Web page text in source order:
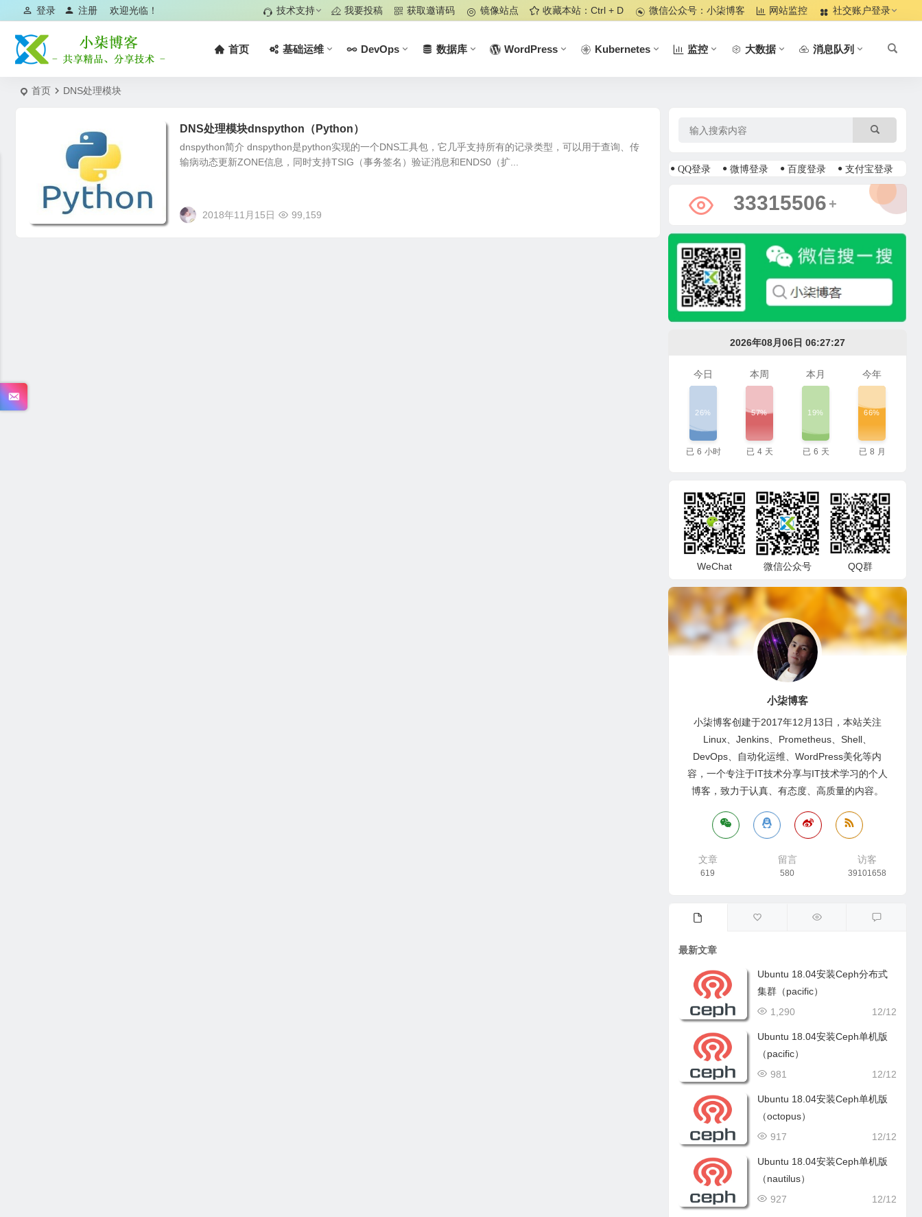
欢迎光临！
登录 注册 技术支持 我要投稿 获取邀请码 镜像站点 收藏本站：Ctrl + D 微信公众号：小柒博客 网站监控 社交账户登录
首页 基础运维 DevOps 数据库 WordPress Kubernetes 监控 大数据 消息队列
首页 DNS处理模块
DNS处理模块dnspython（Python）
dnspython简介 dnspython是python实现的一个DNS工具包，它几乎支持所有的记录类型，可以用于查询、传
输病动态更新ZONE信息，同时支持TSIG（事务签名）验证消息和ENDS0（扩...
2018年11月15日 99,159
QQ登录 微博登录 百度登录 支付宝登录
37101251 +
2026年08月06日 06:27:28
今日
26%
已 6 小时
本周
57%
已 4 天
本月
19%
已 6 天
今年
66%
已 8 月
WeChat 微信公众号 QQ群
小柒博客
小柒博客创建于2017年12月13日，本站关注
Linux、Jenkins、Prometheus、Shell、
DevOps、自动化运维、WordPress美化等内
容，一个专注于IT技术分享与IT技术学习的个人
博客，致力于认真、有态度、高质量的内容。
文章
619
留言
580
访客
39101658
最新文章
Ubuntu 18.04安装Ceph分布式
集群（pacific）
12/12
1,290
Ubuntu 18.04安装Ceph单机版
（pacific）
12/12
981
Ubuntu 18.04安装Ceph单机版
（octopus）
12/12
917
Ubuntu 18.04安装Ceph单机版
（nautilus）
12/12
927